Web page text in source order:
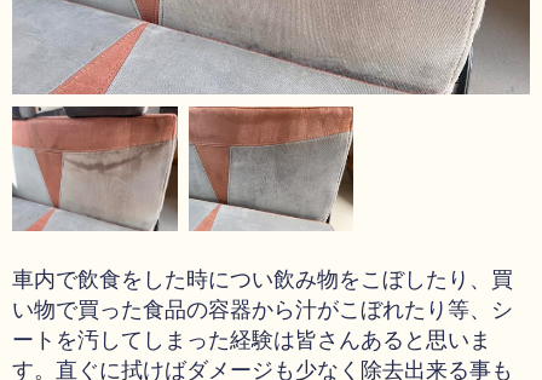
車内で飲食をした時につい飲み物をこぼしたり、買
い物で買った食品の容器から汁がこぼれたり等、シ
ートを汚してしまった経験は皆さんあると思いま
す。直ぐに拭けばダメージも少なく除去出来る事も